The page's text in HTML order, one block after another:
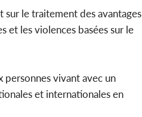
le traitement des avantages
et les violences basées sur le
personnes vivant avec un
et internationales en